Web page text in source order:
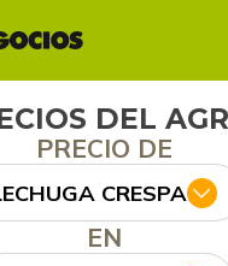
DEL
PRECIO DE
CRESPA
EN